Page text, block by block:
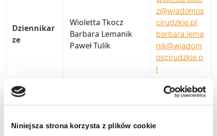
Niniejsza strona korzysta z plików cookie
Dziennikar
ze
Wioletta Tkocz
Barbara Lemanik
Paweł Tulik
z@wiadomos
cirudzkie.pl
barbara.lema
nik@wiadom
oscirudzkie.p
l
Reklama Aleksandra Mazur
aleksandra.m